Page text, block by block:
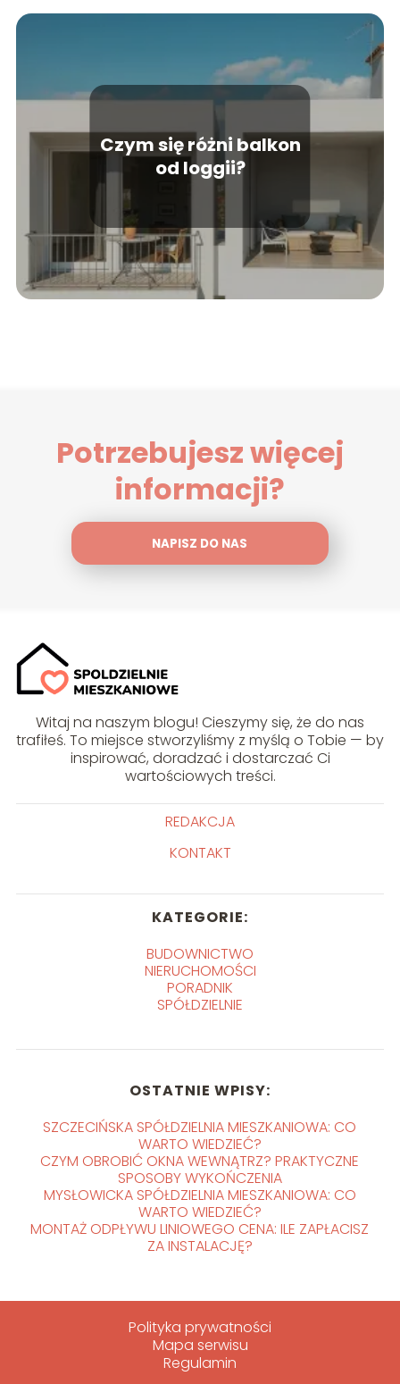
Czym się różni balkon
od loggii?
Potrzebujesz więcej
informacji?
NAPISZ DO NAS
Witaj na naszym blogu! Cieszymy się, że do nas
trafiłeś. To miejsce stworzyliśmy z myślą o Tobie — by
inspirować, doradzać i dostarczać Ci
wartościowych treści.
REDAKCJA
KONTAKT
KATEGORIE:
BUDOWNICTWO
NIERUCHOMOŚCI
PORADNIK
SPÓŁDZIELNIE
OSTATNIE WPISY:
SZCZECIŃSKA SPÓŁDZIELNIA MIESZKANIOWA: CO
WARTO WIEDZIEĆ?
CZYM OBROBIĆ OKNA WEWNĄTRZ? PRAKTYCZNE
SPOSOBY WYKOŃCZENIA
MYSŁOWICKA SPÓŁDZIELNIA MIESZKANIOWA: CO
WARTO WIEDZIEĆ?
MONTAŻ ODPŁYWU LINIOWEGO CENA: ILE ZAPŁACISZ
ZA INSTALACJĘ?
Polityka prywatności
Mapa serwisu
Regulamin